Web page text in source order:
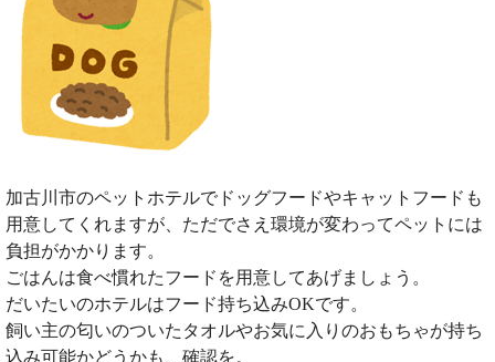
加古川市のペットホテルでドッグフードやキャットフードも
用意してくれますが、ただでさえ環境が変わってペットには
負担がかかります。
ごはんは食べ慣れたフードを用意してあげましょう。
だいたいのホテルはフード持ち込みOKです。
飼い主の匂いのついたタオルやお気に入りのおもちゃが持ち
込み可能かどうかも、確認を。